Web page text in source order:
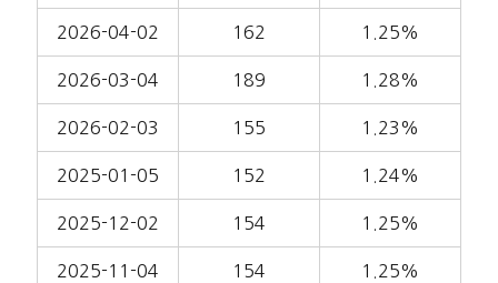
2026-04-02 162 1.25%
2026-03-04 189 1.28%
2026-02-03 155 1.23%
2025-01-05 152 1.24%
2025-12-02 154 1.25%
2025-11-04 154 1.25%